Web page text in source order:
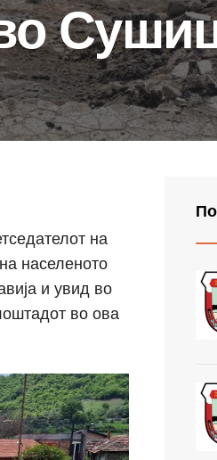
на
населеното
и увид во
во ова